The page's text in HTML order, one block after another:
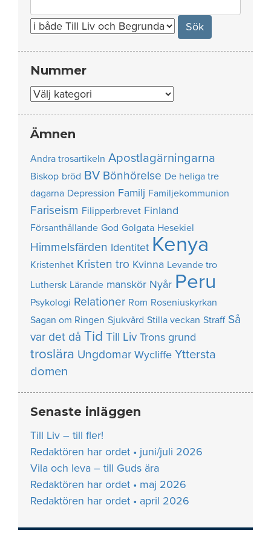
for:
Nummer
Nummer
Ämnen
Andra trosartikeln Apostlagärningarna
Biskop bröd BV Bönhörelse De heliga tre
dagarna Depression Familj Familjekommunion
Fariseism Filipperbrevet Finland
Försanthållande God Golgata Hesekiel
Himmelsfärden Identitet Kenya
Kristenhet Kristen tro Kvinna Levande tro
Luthersk Lärande manskör Nyår Peru
Psykologi Relationer Rom Roseniuskyrkan
Sagan om Ringen Sjukvård Stilla veckan Straff Så
var det då Tid Till Liv Trons grund
troslära Ungdomar Wycliffe Yttersta
domen
Senaste inläggen
Till Liv – till fler!
Redaktören har ordet • juni/juli 2026
Vila och leva – till Guds ära
Redaktören har ordet • maj 2026
Redaktören har ordet • april 2026